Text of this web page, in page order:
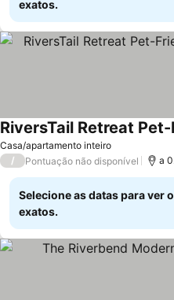
exatos.
Casa/apartamento inteiro
/ Pontuação não disponível a
Selecione as datas para ver
exatos.